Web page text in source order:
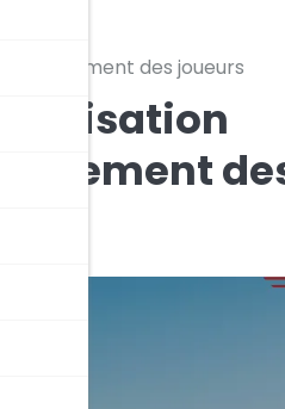
Espacement des joueurs